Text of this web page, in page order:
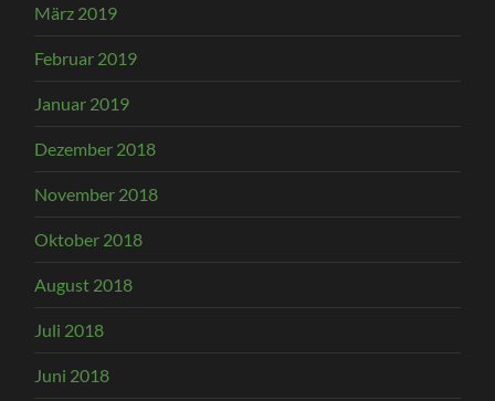
März 2019
Februar 2019
Januar 2019
Dezember 2018
November 2018
Oktober 2018
August 2018
Juli 2018
Juni 2018